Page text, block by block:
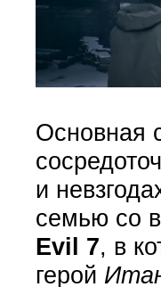
Основная
и
семью со
Evil 7, в
герой